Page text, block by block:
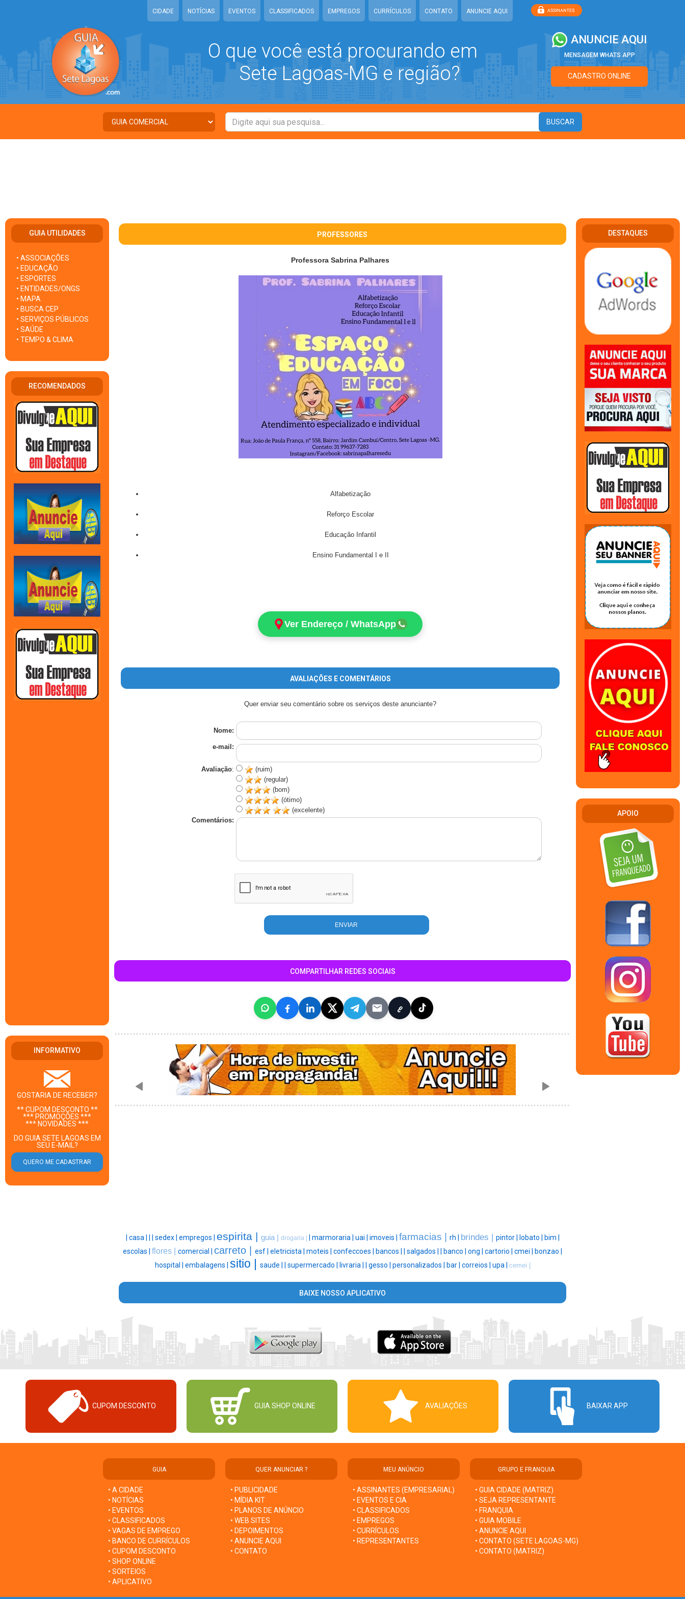
CIDADE NOTÍCIAS EVENTOS CLASSIFICADOS EMPREGOS CURRÍCULOS CONTATO ANUNCIE AQUI
O que você está procurando em
Sete Lagoas-MG e região?
ANUNCIE AQUI
MENSAGEM WHATS APP
CADASTRO ONLINE
GUIA UTILIDADES
• ASSOCIAÇÕES
• EDUCAÇÃO
• ESPORTES
• ENTIDADES/ONGS
• MAPA
• BUSCA CEP
• SERVIÇOS PÚBLICOS
• SAÚDE
• TEMPO & CLIMA
RECOMENDADOS
INFORMATIVO
GOSTARIA DE RECEBER?
** CUPOM DESCONTO **
*** PROMOÇÕES ***
*** NOVIDADES ***
DO GUIA SETE LAGOAS EM
SEU E-MAIL?
PROFESSORES
Professora Sabrina Palhares
Alfabetização
Reforço Escolar
Educação Infantil
Ensino Fundamental I e II
Ver Endereço / WhatsApp
AVALIAÇÕES E COMENTÁRIOS
Quer enviar seu comentário sobre os serviços deste anunciante?
Nome:
e-mail:
Avaliação:
(ruim)
(regular)
(bom)
(ótimo)
(excelente)
Comentários:
COMPARTILHAR REDES SOCIAIS
casa | sedex | empregos | espirita | guia | drogaria | marmoraria | uai | imoveis | farmacias | rh | brindes | pintor | lobato |
bim |
escolas | flores | comercial | carreto | esf | eletricista | moteis | confeccoes | bancos | salgados | banco | ong | cartorio | cmei |
bonzao |
hospital | embalagens | sitio | saude | supermercado | livraria | gesso | personalizados | bar | correios | upa | cemei |
BAIXE NOSSO APLICATIVO
DESTAQUES
APOIO
CUPOM DESCONTO GUIA SHOP ONLINE AVALIAÇÕES BAIXAR APP
GUIA
• A CIDADE
• NOTÍCIAS
• EVENTOS
• CLASSIFICADOS
• VAGAS DE EMPREGO
• BANCO DE CURRÍCULOS
• CUPOM DESCONTO
• SHOP ONLINE
• SORTEIOS
• APLICATIVO
QUER ANUNCIAR ?
• PUBLICIDADE
• MÍDIA KIT
• PLANOS DE ANÚNCIO
• WEB SITES
• DEPOIMENTOS
• ANUNCIE AQUI
• CONTATO
MEU ANÚNCIO
• ASSINANTES (EMPRESARIAL)
• EVENTOS E CIA
• CLASSIFICADOS
• EMPREGOS
• CURRÍCULOS
• REPRESENTANTES
GRUPO E FRANQUIA
• GUIA CIDADE (MATRIZ)
• SEJA REPRESENTANTE
• FRANQUIA
• GUIA MOBILE
• ANUNCIE AQUI
• CONTATO (SETE LAGOAS-MG)
• CONTATO (MATRIZ)